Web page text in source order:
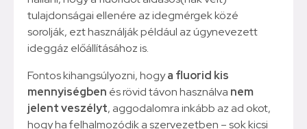
tulajdonságai ellenére az idegmérgek közé
sorolják, ezt használják például az úgynevezett
ideggáz előállításához is.
Fontos kihangsúlyozni, hogya fluorid kis
mennyiségben és rövid távon használva nem
jelent veszélyt, aggodalomra inkább az ad okot,
hogy ha felhalmozódik a szervezetben – sok kicsi